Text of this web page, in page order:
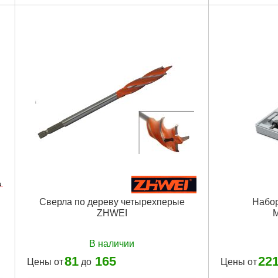
Вес брутто: 28 г
102, 127 мм
Габариты
Сверла по дереву четырехперые
ZHWEI
В наличии
Цены от81 до 165
Цены от